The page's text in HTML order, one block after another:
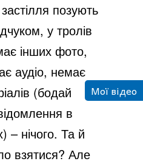
позують
у тролів
інших фото,
аудіо, немає
(бодай
в
– нічого. Та й
взятися? Але
Мої відео